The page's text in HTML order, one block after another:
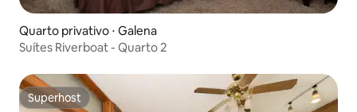
Quarto privativo ⋅ Galena
Suítes Riverboat - Quarto 2
Superhost
Superhost